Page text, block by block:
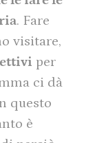
. Fare
visitare,
per
ci dà
questo
è